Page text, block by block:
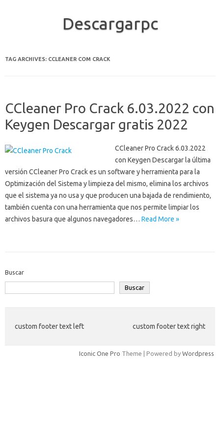
Descargarpc
TAG ARCHIVES: CCLEANER COM CRACK
CCleaner Pro Crack 6.03.2022 con
Keygen Descargar gratis 2022
CCleaner Pro Crack 6.03.2022
con Keygen Descargar la última
versión CCleaner Pro Crack es un software y herramienta para la
Optimización del Sistema y limpieza del mismo, elimina los archivos
que el sistema ya no usa y que producen una bajada de rendimiento,
también cuenta con una herramienta que nos permite limpiar los
archivos basura que algunos navegadores… Read More »
Buscar
Buscar
custom footer text left custom footer text right
Iconic One Pro Theme | Powered by Wordpress